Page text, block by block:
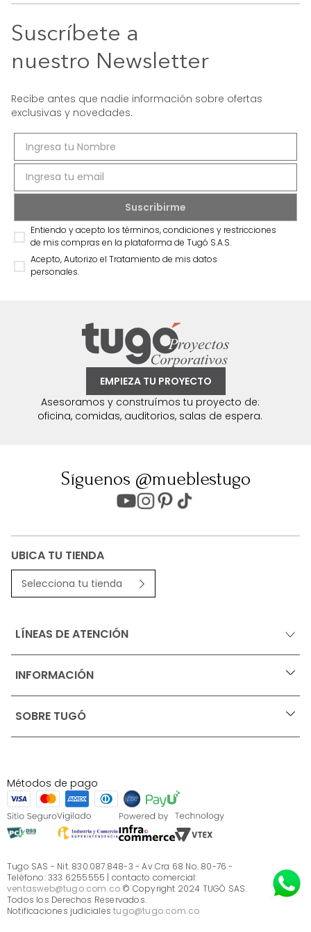
Suscríbete a
nuestro Newsletter
Recibe antes que nadie información sobre ofertas
exclusivas y novedades.
Entiendo y acepto los términos, condiciones y restricciones
de mis compras en la plataforma de Tugó S.A.S.
Acepto, Autorizo el Tratamiento de mis datos
personales.
EMPIEZA TU PROYECTO
Asesoramos y construímos tu proyecto de:
oficina, comidas, auditorios, salas de espera.
Síguenos @mueblestugo
UBICA TU TIENDA
Selecciona tu tienda
LÍNEAS DE ATENCIÓN
INFORMACIÓN +
Ofertas vigentes
Términos, condiciones y restricciones para productos
S.A.S
Términos, condiciones y restricciones Tugó S.A.S
Instructivo cuidado de muebles
Sé parte de Tugó
¿Quiénes somos?
Servicio al cliente
SOBRE TUGÓ +
¿Quieres vender en Tugó?
Métodos de pago
Tugo SAS - Nit. 830.087.848-3 - Av Cra 68 No. 80-76 -
Teléfono: 333 6255555 | contacto comercial:
ventasweb@tugo.com.co © Copyright 2024 TUGÓ SAS.
Todos los Derechos Reservados.
Notificaciones judicialestugo@tugo.com.co